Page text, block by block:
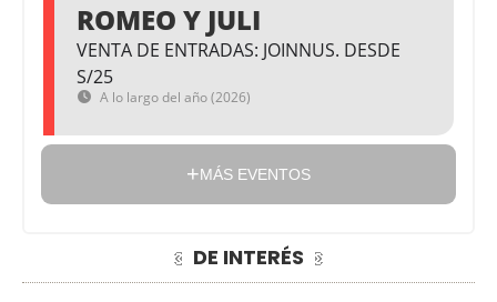
ROMEO Y JULI
VENTA DE ENTRADAS: JOINNUS. DESDE
S/25
A lo largo del año (2026)
MÁS EVENTOS
DE INTERÉS